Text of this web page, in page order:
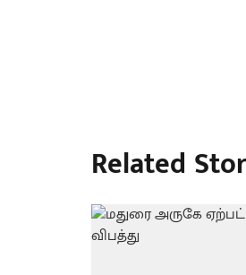
Related